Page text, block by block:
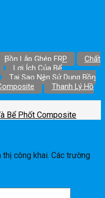
Bồn Lắp Ghép FRP
Chất
Lợi Ích Của Bể
Tại Sao Nên Sử Dụng Bồn
Thanh Lý Hồ
Bể Phốt Composite
công khai. Các trường